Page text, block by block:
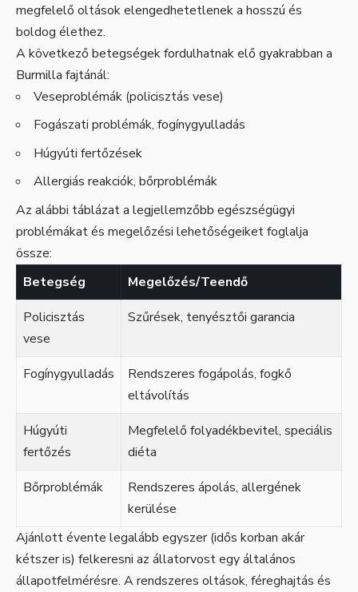
megfelelő oltások elengedhetetlenek a hosszú és
boldog élethez.
A következő betegségek fordulhatnak elő gyakrabban a
Burmilla fajtánál:
Veseproblémák (policisztás vese)
Fogászati problémák, fogínygyulladás
Húgyúti fertőzések
Allergiás reakciók, bőrproblémák
Az alábbi táblázat a legjellemzőbb egészségügyi
problémákat és megelőzési lehetőségeiket foglalja
össze:
Betegség
Megelőzés/Teendő
Policisztás
vese
Szűrések, tenyésztői garancia
Fogínygyulladás
Rendszeres fogápolás, fogkő
eltávolítás
Húgyúti
fertőzés
Megfelelő folyadékbevitel, speciális
diéta
Bőrproblémák
Rendszeres ápolás, allergének
kerülése
Ajánlott évente legalább egyszer (idős korban akár
kétszer is) felkeresni az állatorvost egy általános
állapotfelmérésre. A rendszeres oltások, féreghajtás és